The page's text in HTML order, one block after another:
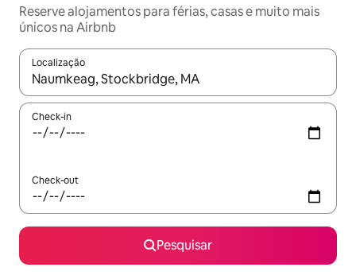
Reserve alojamentos para férias, casas e muito mais
únicos na Airbnb
Localização
Quando os resultados estiverem disponíveis, navegue com
Check-in
Check-out
Pesquisar